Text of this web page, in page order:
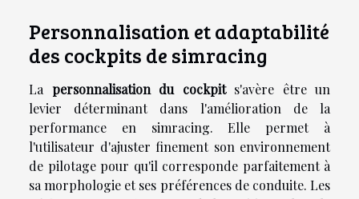
Personnalisation et adaptabilité
des cockpits de simracing
La personnalisation du cockpits'avère être un
levier déterminant dans l'amélioration de la
performance en simracing. Elle permet à
l'utilisateur d'ajuster finement son environnement
de pilotage pour qu'il corresponde parfaitement à
sa morphologie et ses préférences de conduite. Les